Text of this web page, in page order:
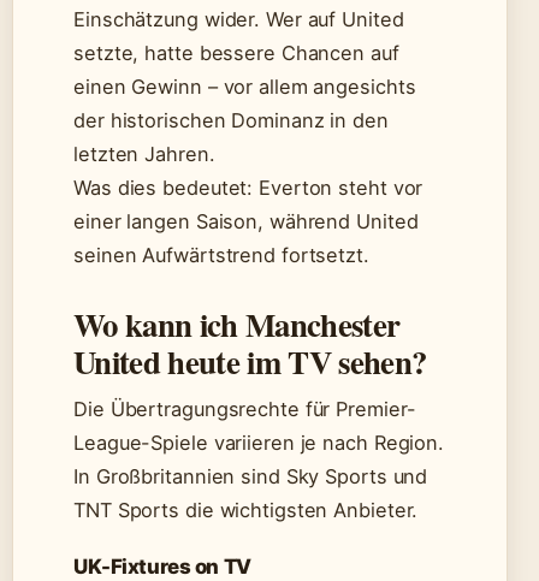
Einschätzung wider. Wer auf United
setzte, hatte bessere Chancen auf
einen Gewinn – vor allem angesichts
der historischen Dominanz in den
letzten Jahren.
Was dies bedeutet: Everton steht vor
einer langen Saison, während United
seinen Aufwärtstrend fortsetzt.
Wo kann ich Manchester
United heute im TV sehen?
Die Übertragungsrechte für Premier-
League-Spiele variieren je nach Region.
In Großbritannien sind Sky Sports und
TNT Sports die wichtigsten Anbieter.
UK-Fixtures on TV